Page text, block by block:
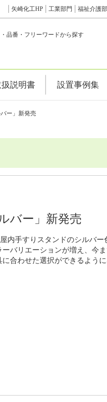
矢崎化工HP 工業部門 福祉介護
品番・フリーワードから探す
説明書 設置事例集
バー」新発売
バー」新発売
内手すりスタンドのシルバー
ーバリエーションが増え、今
に合わせた選択ができるように